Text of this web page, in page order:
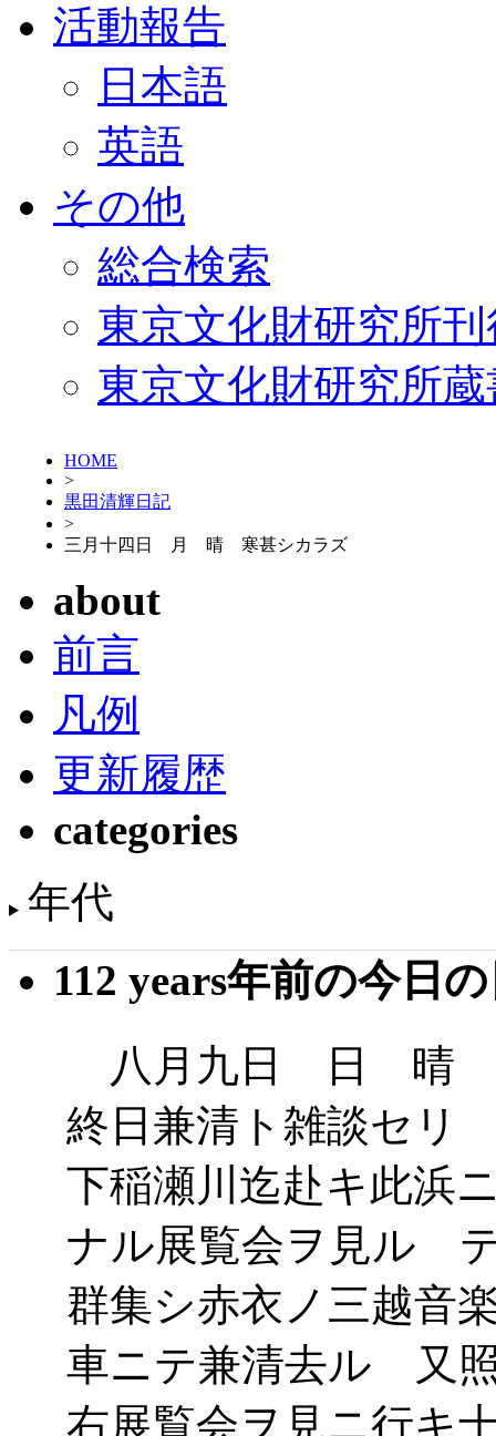
活動報告
日本語
英語
その他
総合検索
東京文化財研究所
東京文化財研究所
HOME
>
黒田清輝日記
>
三月十四日 月 晴 寒甚シカラズ
about
前言
凡例
更新履歴
categories
年代
112 years年前の今日
八月九日 日 晴
終日兼清ト雑談セリ
下稲瀬川迄赴キ此浜
ナル展覧会ヲ見ル
群集シ赤衣ノ三越音
車ニテ兼清去ル 又
右展覧会ヲ見ニ行キ